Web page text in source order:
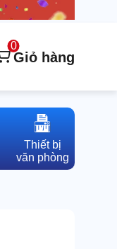
0
Giỏ hàng
Thiết bị
văn phòng